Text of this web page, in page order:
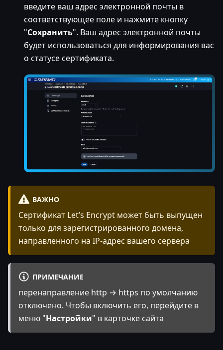
введите ваш адрес электронной почты в
соответствующее поле и нажмите кнопку
"Сохранить". Ваш адрес электронной почты
будет использоваться для информирования вас
о статусе сертификата.
ВАЖНО
Сертификат Let’s Encrypt может быть выпущен
только для зарегистрированного домена,
направленного на IP-адрес вашего сервера
ПРИМЕЧАНИЕ
перенаправление http → https по умолчанию
отключено. Чтобы включить его, перейдите в
меню "Настройки" в карточке сайта